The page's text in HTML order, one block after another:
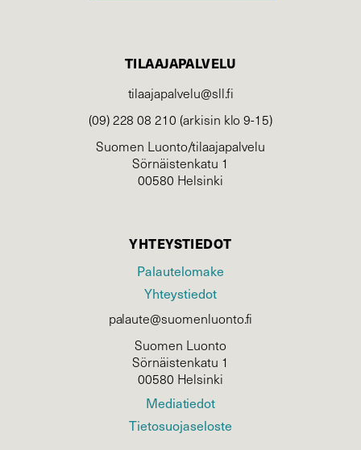
TILAAJAPALVELU
tilaajapalvelu@sll.fi
(09) 228 08 210 (arkisin klo 9-15)
Suomen Luonto/tilaajapalvelu
Sörnäistenkatu 1
00580 Helsinki
YHTEYSTIEDOT
Palautelomake
Yhteystiedot
palaute@suomenluonto.fi
Suomen Luonto
Sörnäistenkatu 1
00580 Helsinki
Mediatiedot
Tietosuojaseloste